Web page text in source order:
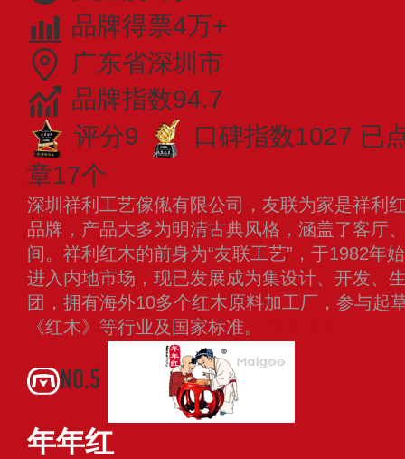
品牌得票4万+
广东省深圳市
品牌指数94.7
评分9
口碑指数1027 已
章17个
深圳祥利工艺傢俬有限公司，友联为家是祥利
品牌，产品大多为明清古典风格，涵盖了客厅
间。祥利红木的前身为“友联工艺”，于1982年
进入内地市场，现已发展成为集设计、开发、
团，拥有海外10多个红木原料加工厂，参与起
《红木》等行业及国家标准。
NO.5
年年红